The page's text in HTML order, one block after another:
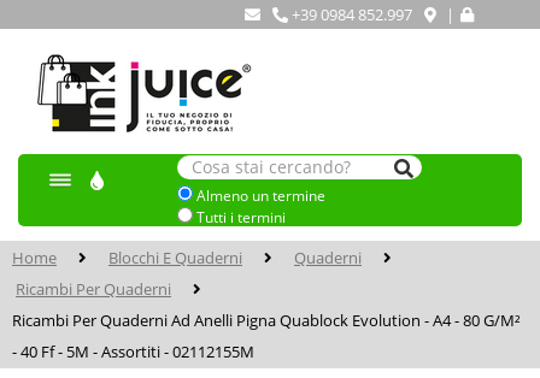
+39 0984 852.997 |
Almeno un termine
Tutti i termini
Home Blocchi E Quaderni
Quaderni
Ricambi Per Quaderni
Ricambi Per Quaderni Ad Anelli Pigna Quablock Evolution - A4 - 80 G/m²
- 40 Ff - 5M - Assortiti - 02112155M